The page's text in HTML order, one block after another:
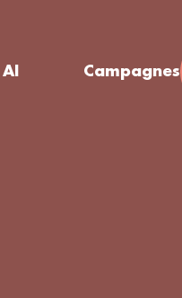
AI Campagnes